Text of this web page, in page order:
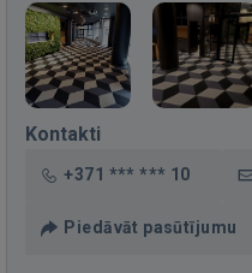
Kontakti
+371 *** *** 10
Piedāvāt pasūtījumu